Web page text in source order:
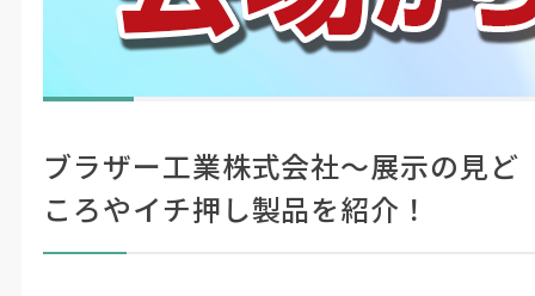
ここに
JIMTOF2024の会場からライブ配信！
見どころやイチ押し製品の紹介をたっ
ブラザー工業株式会社〜展示の見ど
ころやイチ押し製品を紹介！